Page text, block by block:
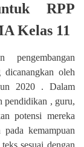
RPP
Kelas 11
oleh
2020 . Dalam
pendidikan , guru,
potensi mereka
pada kemampuan
sesuai dengan